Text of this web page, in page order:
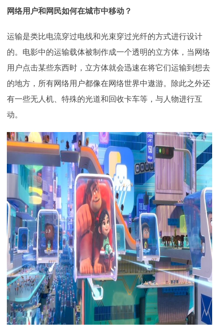
网络用户和网民如何在城市中移动？
运输是类比电流穿过电线和光束穿过光纤的方式进行设计
的。电影中的运输载体被制作成一个透明的立方体，当网络
用户点击某些东西时，立方体就会迅速在将它们运输到想去
的地方，所有网络用户都像在网络世界中遨游。除此之外还
有一些无人机、特殊的光道和回收卡车等，与人物进行互
动。